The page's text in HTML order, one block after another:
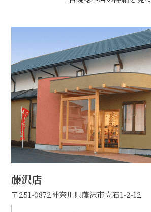
藤沢店
〒251-0872神奈川県藤沢市立石1-2-12